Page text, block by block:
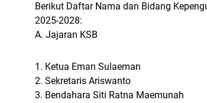
Berikut Daftar Nama dan Bidang
2025-2028:
A. Jajaran KSB
1. Ketua Eman Sulaeman
2. Sekretaris Ariswanto
3. Bendahara Siti Ratna Maemunah